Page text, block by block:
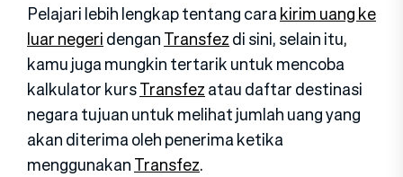
Pelajari lebih lengkap tentang carakirim uang ke
luar negeridenganTransfezdi sini, selain itu,
kamu juga mungkin tertarik untuk mencoba
kalkulator kursTransfezatau daftar destinasi
negara tujuan untuk melihat jumlah uang yang
akan diterima oleh penerima ketika
menggunakanTransfez.